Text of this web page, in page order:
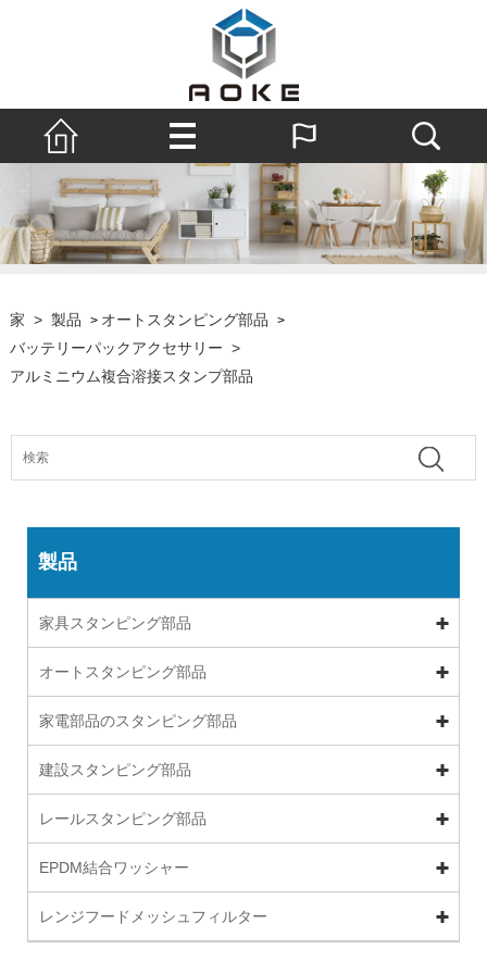
家 > 製品 > オートスタンピング部品 >
バッテリーパックアクセサリー >
アルミニウム複合溶接スタンプ部品
製品
家具スタンピング部品
オートスタンピング部品
家電部品のスタンピング部品
建設スタンピング部品
レールスタンピング部品
EPDM結合ワッシャー
レンジフードメッシュフィルター